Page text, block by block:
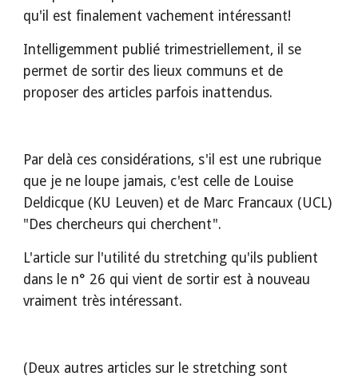
qu'il est finalement vachement intéressant!
Intelligemment publié trimestriellement, il se
permet de sortir des lieux communs et de
proposer des articles parfois inattendus.
Par delà ces considérations, s'il est une rubrique
que je ne loupe jamais, c'est celle de Louise
Deldicque (KU Leuven) et de Marc Francaux (UCL)
"Des chercheurs qui cherchent".
L'article sur l'utilité du stretching qu'ils publient
dans le n° 26 qui vient de sortir est à nouveau
vraiment très intéressant.
(Deux autres articles sur le stretching sont